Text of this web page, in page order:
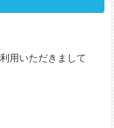
用いただきまして